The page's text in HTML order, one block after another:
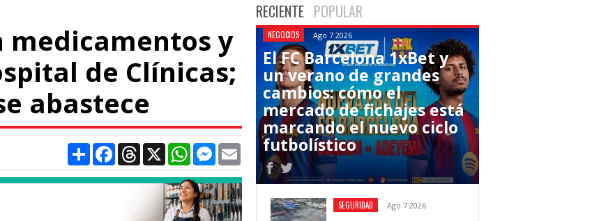
medicamentos y
de Clínicas;
abastece
CompartirFacebookThreads
X WhatsAppMessenger
Email
RECIENTE POPULAR
NEGOCIOS Ago 7 2026
El FC Barcelona 1xBet y
un verano de grandes
cambios: cómo el
mercado de fichajes está
marcando el nuevo ciclo
futbolístico
SEGURIDAD Ago 7 2026